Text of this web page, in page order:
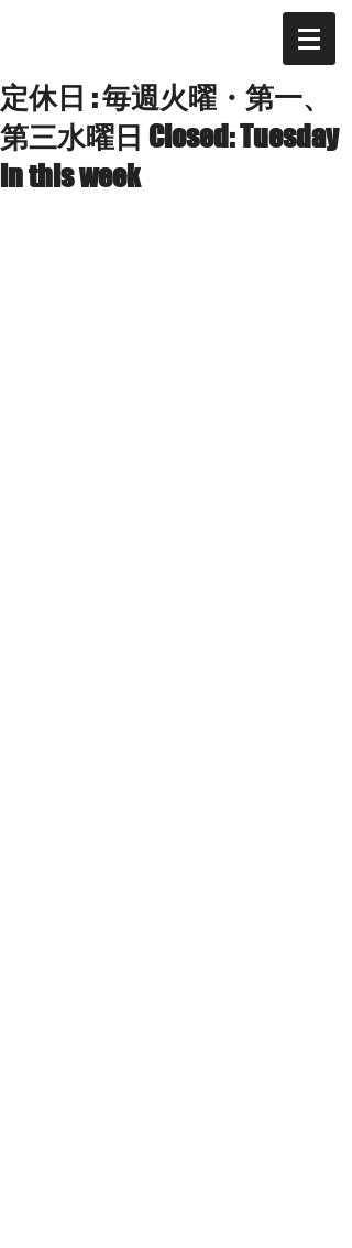
定休日 : 毎週火曜・第一、
第三水曜日 Closed: Tuesday
in this week